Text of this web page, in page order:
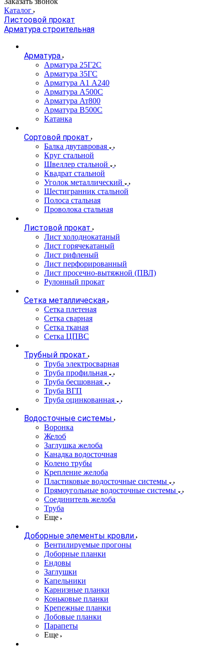
Каталог
Листоовой прокат
Арматура строительная
Арматура
Арматура 25Г2С
Арматура 35ГС
Арматура А1 А240
Арматура А500С
Арматура Ат800
Арматура В500С
Катанка
Сортовой прокат
Балка двутавровая
Круг стальной
Швеллер стальной
Квадрат стальной
Уголок металлический
Шестигранник стальной
Полоса стальная
Проволока стальная
Листовой прокат
Лист холоднокатаный
Лист горячекатаный
Лист рифленый
Лист перфорированный
Лист просечно-вытяжной (ПВЛ)
Рулонный прокат
Сетка металлическая
Сетка плетеная
Сетка сварная
Сетка тканая
Сетка ЦПВС
Трубный прокат
Труба электросварная
Труба профильная
Труба бесшовная
Труба ВГП
Труба оцинкованная
Водосточные системы
Воронка
Желоб
Заглушка желоба
Канадка водосточная
Колено трубы
Крепление желоба
Пластиковые водосточные системы
Прямоугольные водосточные системы
Соединитель желоба
Труба
Еще
Доборные элементы кровли
Вентилируемые прогоны
Доборные планки
Ендовы
Заглушки
Капельники
Карнизные планки
Коньковые планки
Крепежные планки
Лобовые планки
Парапеты
Еще